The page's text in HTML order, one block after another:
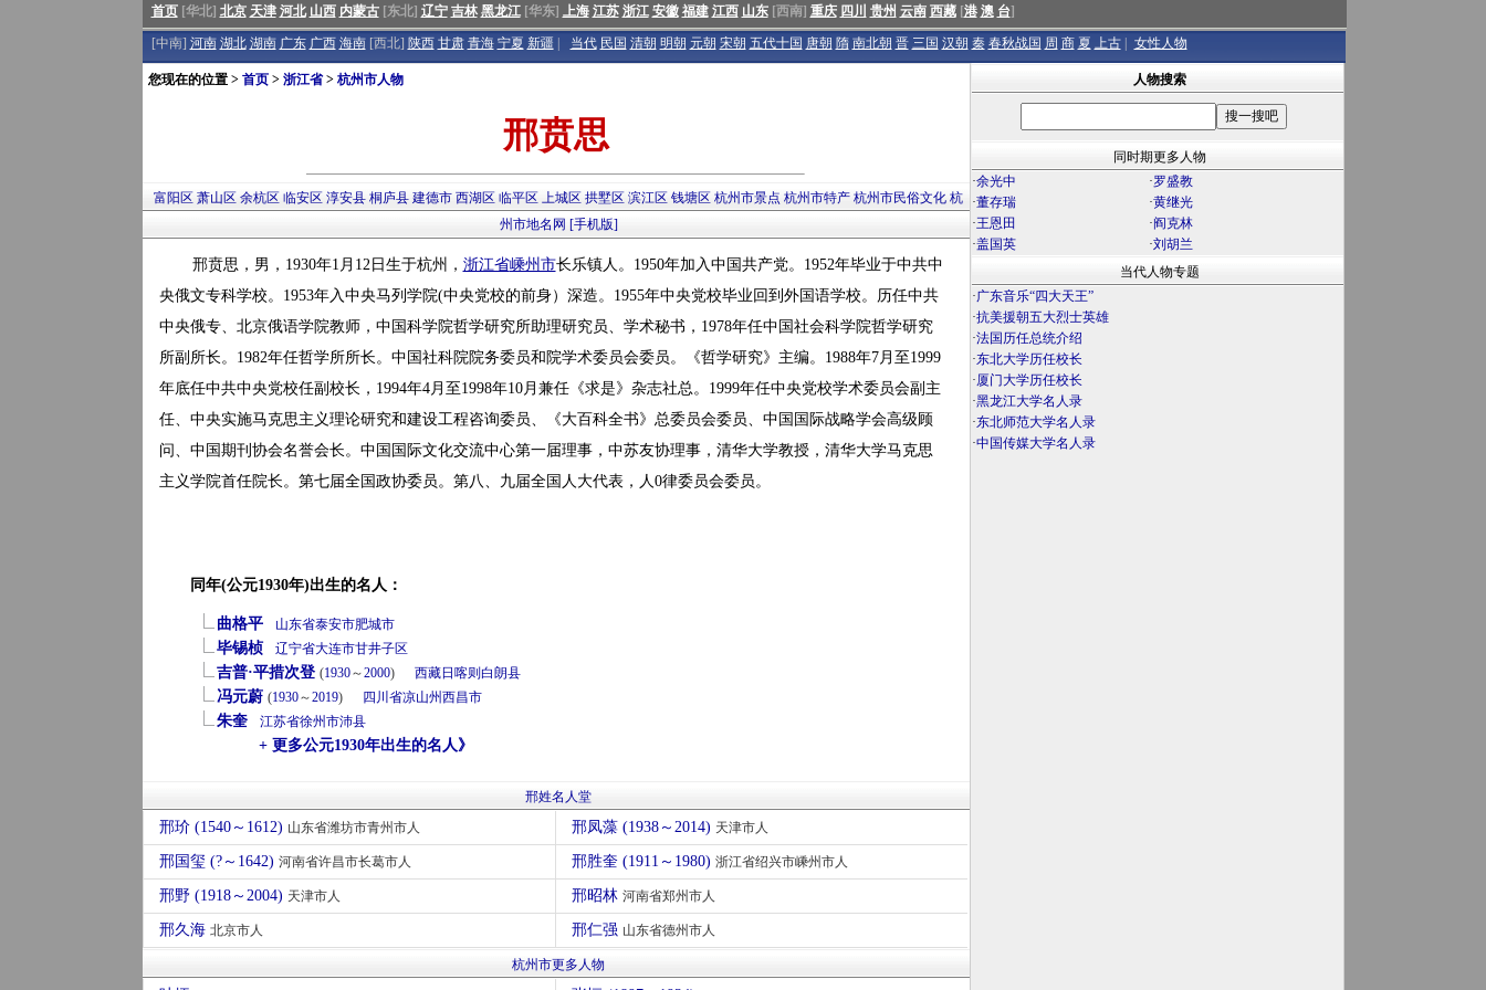
首页[华北] 北京 天津 河北 山西 内蒙古[东北] 辽宁 吉林 黑龙江[华东] 上海 江苏 浙江 安徽 福建 江西 山东[西南] 重庆 四川 贵州 云南 西藏[港 澳 台]
[中南] 河南 湖北 湖南 广东 广西 海南[西北] 陕西 甘肃 青海 宁夏 新疆 当代 民国 清朝 明朝 元朝 宋朝 五代十国 唐朝 隋 南北朝 晋 三国 汉朝 秦 春秋战国 周 商 夏 上古 女性人物
您现在的位置 > 首页> 浙江省> 杭州市人物
邢贲思
富阳区 萧山区 余杭区 临安区 淳安县 桐庐县 建德市 西湖区 临平区 上城区 拱墅区 滨江区 钱塘区 杭州市景点 杭州市特产 杭州市民俗文化 杭
州市地名网 [手机版]
邢贲思，男，1930年1月12日生于杭州， 浙江省嵊州市长乐镇人。1950年加入中国共产党。1952年毕业于中共中
央俄文专科学校。1953年入中央马列学院(中央党校的前身）深造。1955年中央党校毕业回到外国语学校。历任中共
中央俄专、北京俄语学院教师，中国科学院哲学研究所助理研究员、学术秘书，1978年任中国社会科学院哲学研究
所副所长。1982年任哲学所所长。中国社科院院务委员和院学术委员会委员。《哲学研究》主编。1988年7月至1999
年底任中共中央党校任副校长，1994年4月至1998年10月兼任《求是》杂志社总。1999年任中央党校学术委员会副主
任、中央实施马克思主义理论研究和建设工程咨询委员、《大百科全书》总委员会委员、中国国际战略学会高级顾
问、中国期刊协会名誉会长。中国国际文化交流中心第一届理事，中苏友协理事，清华大学教授，清华大学马克思
主义学院首任院长。第七届全国政协委员。第八、九届全国人大代表，人0律委员会委员。
同年(公元1930年)出生的名人：
曲格平 山东省泰安市肥城市
毕锡桢 辽宁省大连市甘井子区
吉普·平措次登 (1930～2000) 西藏日喀则 白朗县
冯元蔚 (1930～2019) 四川省凉山州西昌市
朱奎 江苏省徐州市沛县
+ 更多公元1930年出生的名人》
邢姓名人堂
邢玠 (1540～1612) 山东省潍坊市青州市人 邢凤藻 (1938～2014) 天津市人
邢国玺 (?～1642) 河南省许昌市长葛市人 邢胜奎 (1911～1980) 浙江省绍兴市嵊州市人
邢野 (1918～2004) 天津市人 邢昭林 河南省郑州市人
邢久海 北京市人 邢仁强 山东省德州市人
杭州市更多人物
人物搜索
同时期更多人物
·余光中 ·罗盛教
·董存瑞 ·黄继光
·王恩田 ·阎克林
·盖国英 ·刘胡兰
当代人物专题
·广东音乐“四大天王”
·抗美援朝五大烈士英雄
·法国历任总统介绍
·东北大学历任校长
·厦门大学历任校长
·黑龙江大学名人录
·东北师范大学名人录
·中国传媒大学名人录